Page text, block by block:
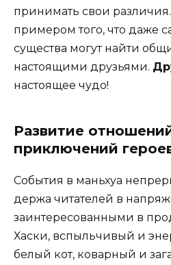
принимать свои
примером того, что даже
существа могут найти
настоящими друзьями.
настоящее чудо!
Развитие
приключений
События в маньхуа
держа читателей в
заинтересованными в
Хаски, вспыльчивый и
белый кот, коварный и